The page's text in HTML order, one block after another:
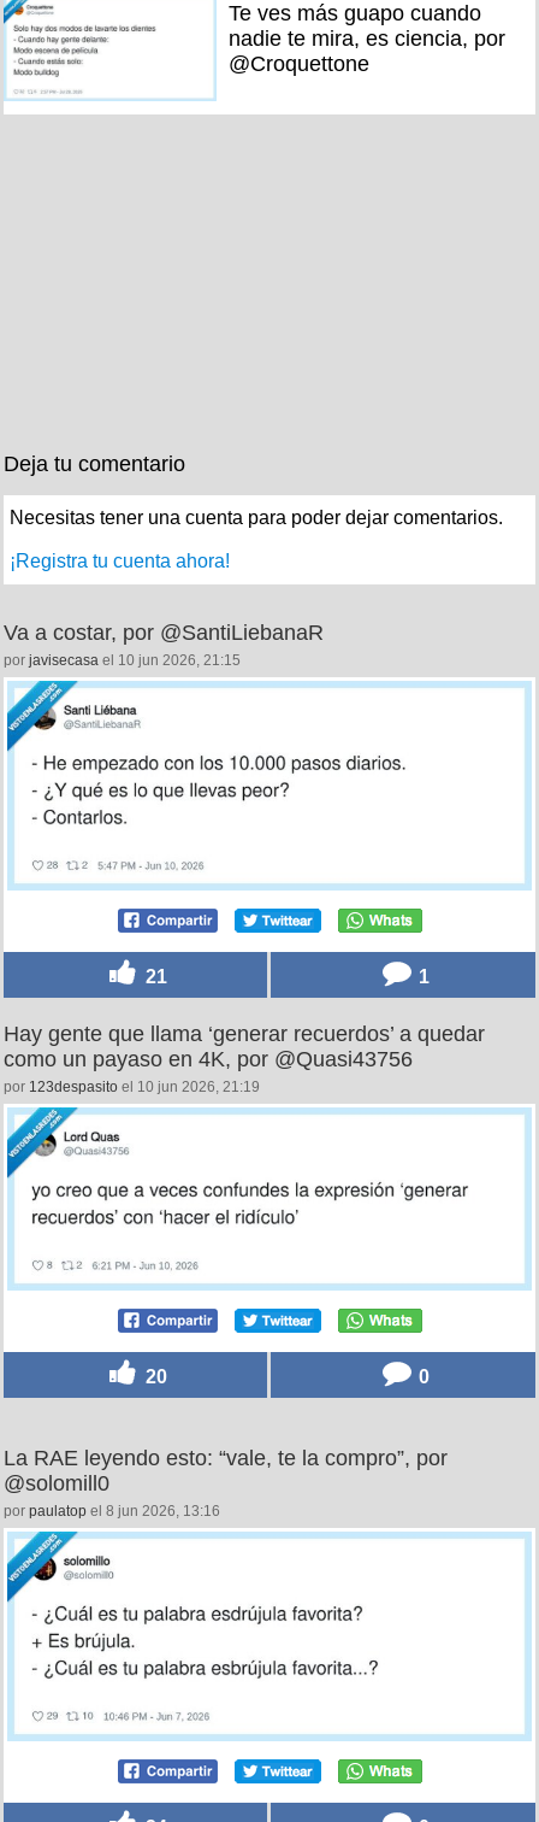
Te ves más guapo cuando
nadie te mira, es ciencia, por
@Croquettone
Deja tu comentario
Necesitas tener una cuenta para poder dejar comentarios.
¡Registra tu cuenta ahora!
Va a costar, por @SantiLiebanaR
por javisecasa el 10 jun 2026, 21:15
21 1
Hay gente que llama ‘generar recuerdos’ a quedar
como un payaso en 4K, por @Quasi43756
por 123despasito el 10 jun 2026, 21:19
20 0
La RAE leyendo esto: “vale, te la compro”, por
@solomill0
por paulatop el 8 jun 2026, 13:16